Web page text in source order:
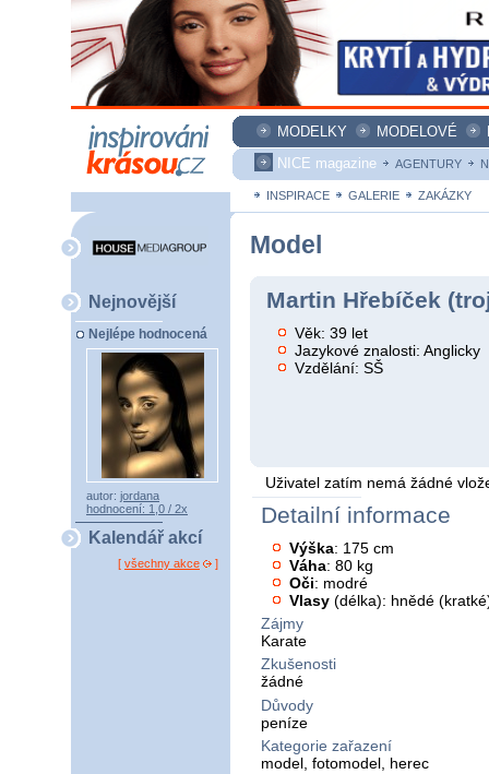
MODELKY MODELOVÉ
NICE magazine
AGENTURY
INSPIRACE GALERIE ZAKÁZKY
Nejnovější
Nejlépe hodnocená
autor: jordana
hodnocení: 1,0 / 2x
Kalendář akcí
[ všechny akce ]
Model
Martin Hřebíček
Věk: 39 let
Jazykové znalosti: Anglicky
Vzdělání: SŠ
Uživatel zatím nemá žádné
Detailní informace
Výška: 175 cm
Váha: 80 kg
Oči: modré
Vlasy (délka): hnědé
Zájmy
Karate
Zkušenosti
žádné
Důvody
peníze
Kategorie zařazení
model, fotomodel, herec